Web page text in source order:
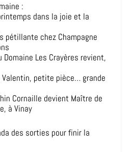
:
dans la joie et la
pétillante chez Champagne
Domaine Les Crayères revient,
petite pièce… grande
Cornaille devient Maître de
à Vinay
des sorties pour finir la